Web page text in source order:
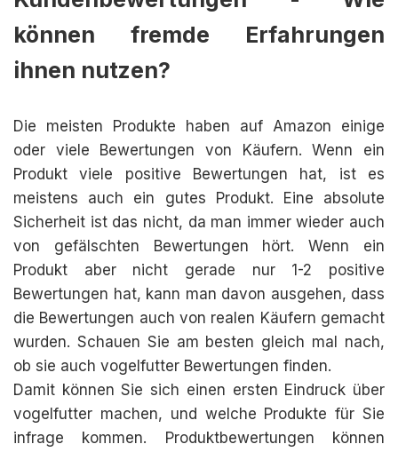
können fremde Erfahrungen
ihnen nutzen?
Die meisten Produkte haben auf Amazon einige
oder viele Bewertungen von Käufern. Wenn ein
Produkt viele positive Bewertungen hat, ist es
meistens auch ein gutes Produkt. Eine absolute
Sicherheit ist das nicht, da man immer wieder auch
von gefälschten Bewertungen hört. Wenn ein
Produkt aber nicht gerade nur 1-2 positive
Bewertungen hat, kann man davon ausgehen, dass
die Bewertungen auch von realen Käufern gemacht
wurden. Schauen Sie am besten gleich mal nach,
ob sie auch vogelfutter Bewertungen finden.
Damit können Sie sich einen ersten Eindruck über
vogelfutter machen, und welche Produkte für Sie
infrage kommen. Produktbewertungen können